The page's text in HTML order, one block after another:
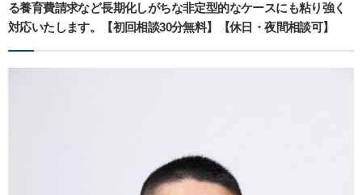
る養育費請求など長期化しがちな非定型的なケースにも粘り強く
対応いたします。【初回相談30分無料】【休日・夜間相談可】